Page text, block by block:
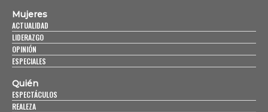
Mujeres
ACTUALIDAD
LIDERAZGO
OPINIÓN
ESPECIALES
Quién
ESPECTÁCULOS
REALEZA